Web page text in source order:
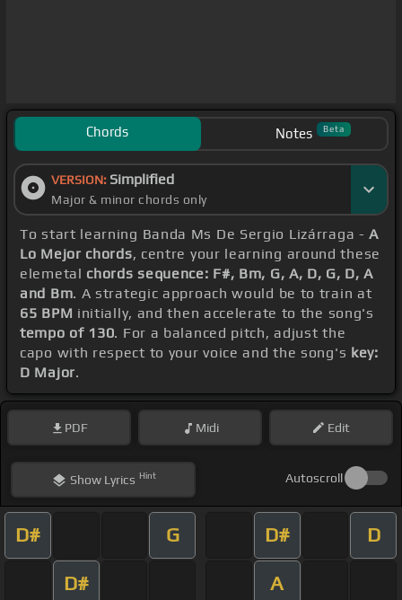
Chords Notes Beta
VERSION: Simplified
Major & minor chords only
To start learning Banda Ms De Sergio Lizárraga -A
Lo Mejor chords, centre your learning around these
elemetal chords sequence: F#, Bm, G, A, D, G, D, A
and Bm. A strategic approach would be to train at
65 BPM initially, and then accelerate to the song's
tempo of 130. For a balanced pitch, adjust the
capo with respect to your voice and the song's key:
D Major.
PDF Midi Edit
ShowLyrics Hint Autoscroll
D# G D# D
D# A